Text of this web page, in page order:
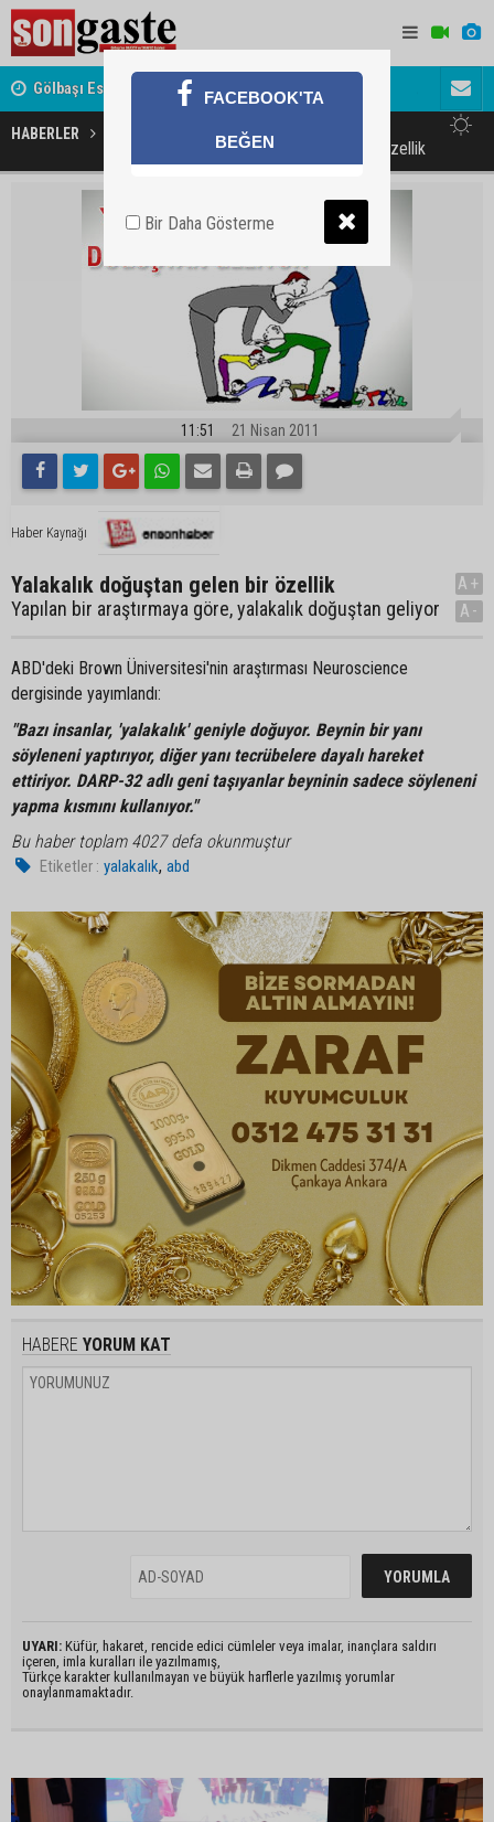
Gölbaşı Esnafının Sesi Ankara Kalkınma Ajansı'nda Avukat
akını
HABERLER
Yalakalık doğuştan gelen bir özellik
11:51 21 Nisan 2011
Haber Kaynağı
Yalakalık doğuştan gelen bir özellik
Yapılan bir araştırmaya göre, yalakalık doğuştan geliyor
A+
A-
ABD'deki Brown Üniversitesi'nin araştırması Neuroscience
dergisinde yayımlandı:
"Bazı insanlar, 'yalakalık' geniyle doğuyor. Beynin bir yanı
söyleneni yaptırıyor, diğer yanı tecrübelere dayalı hareket
ettiriyor. DARP-32 adlı geni taşıyanlar beyninin sadece söyleneni
yapma kısmını kullanıyor."
Bu haber toplam 4027 defa okunmuştur
Etiketler : yalakalık,abd
HABERE YORUM KAT
UYARI: Küfür, hakaret, rencide edici cümleler veya imalar, inançlara saldırı
içeren, imla kuralları ile yazılmamış,
Türkçe karakter kullanılmayan ve büyük harflerle yazılmış yorumlar
onaylanmamaktadır.
FACEBOOK'TA
BEĞEN
Bir Daha Gösterme